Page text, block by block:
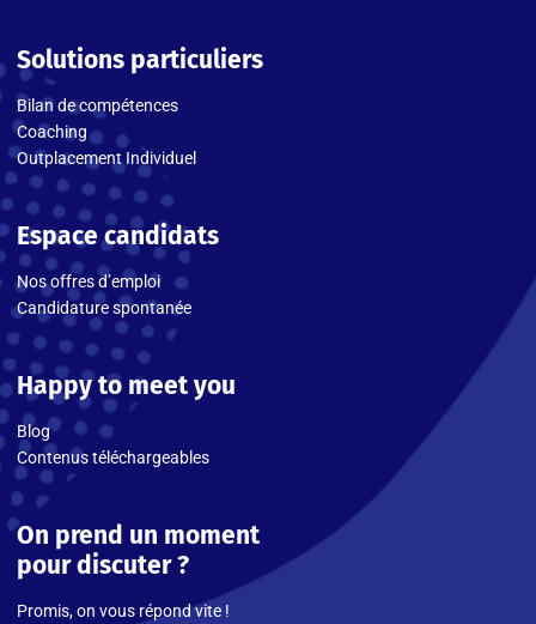
Solutions particuliers
Bilan de compétences
Coaching
Outplacement Individuel
Espace candidats
Nos offres d’emploi
Candidature spontanée
Happy to meet you
Blog
Contenus téléchargeables
On prend un moment
pour discuter ?
Promis, on vous répond vite !